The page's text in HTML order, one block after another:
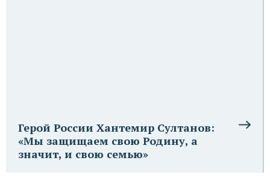
Герой России Хантемир Султанов:
«Мы защищаем свою Родину, а
значит, и свою семью»